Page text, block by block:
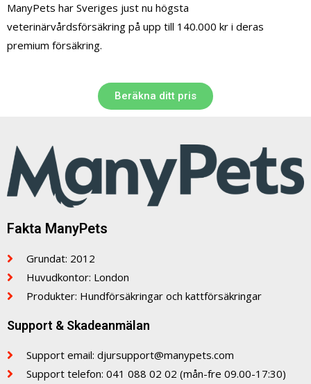
ManyPets har Sveriges just nu högsta
veterinärvårdsförsäkring på upp till 140.000 kr i deras
premium försäkring.
Beräkna ditt pris
Fakta ManyPets
Grundat: 2012
Huvudkontor: London
Produkter: Hundförsäkringar och kattförsäkringar
Support & Skadeanmälan
Support email: djursupport@manypets.com
Support telefon: 041 088 02 02 (mån-fre 09.00-17:30)